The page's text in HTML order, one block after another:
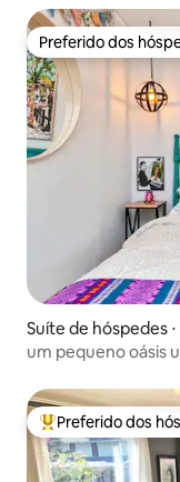
Preferido dos
Preferido dos
Suíte de hóspedes
um pequeno oásis
Entre os melhores
Preferido dos